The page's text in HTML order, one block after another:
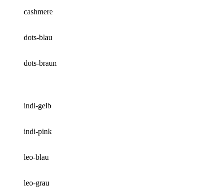
cashmere
dots-blau
dots-braun
indi-gelb
indi-pink
leo-blau
leo-grau